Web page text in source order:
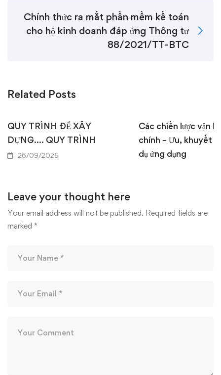
Chính thức ra mắt phần mềm kế toán
cho hộ kinh doanh đáp ứng Thông tư
88/2021/TT-BTC
Related Posts
QUY TRÌNH ĐỂ XÂY
DỰNG…. QUY TRÌNH
26/09/2025
Các chiến lược vận
chính – Ưu, khuyết
dụ ứng dụng
Leave your thought here
Your email address will not be published. Required fields are
marked *